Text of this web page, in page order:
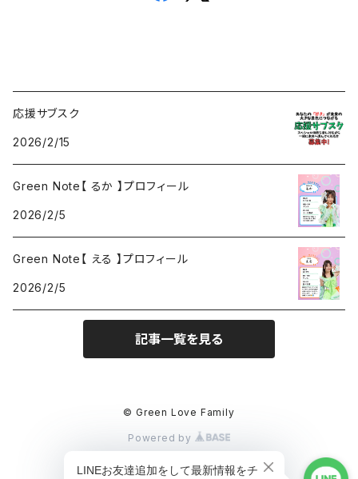
応援サブスク
2026/2/15
Green Note【 るか 】プロフィール
2026/2/5
Green Note【 える 】プロフィール
2026/2/5
記事一覧を見る
© Green Love Family
Powered by